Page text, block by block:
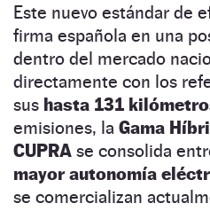
Este nuevo estándar de
firma española en una
dentro del mercado
directamente con los
sus hasta 131
emisiones, la Gama
CUPRA se consolida
mayor autonomía
se comercializan